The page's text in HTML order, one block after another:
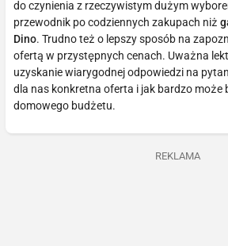
do czynienia z rzeczywistym dużym
przewodnik po codziennych zakupach niż
Dino. Trudno też o lepszy sposób na
ofertą w przystępnych cenach. Uważna
uzyskanie wiarygodnej odpowiedzi na
dla nas konkretna oferta i jak bardzo może
domowego budżetu.
REKLAMA